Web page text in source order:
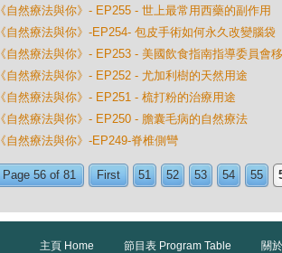
《自然療法與你》- EP255 - 世上最常用西藥的副作用
《自然療法與你》-EP254- 包皮手術如何永久改變腦袋
《自然療法與你》- EP253 - 美國飲食指南指導委員會
《自然療法與你》- EP252 - 尤加利樹的天然用途
《自然療法與你》- EP251 - 梳打粉的治療用途
《自然療法與你》- EP250 - 膽囊毛病的自然療法
《自然療法與你》-EP249-脊椎側彎
Page 56 of 81 First 51 52 53 54 55
主頁 Home 節目表 Program Table 關